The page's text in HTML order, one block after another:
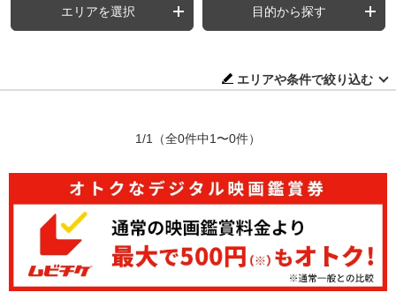
エリアを選択 目的から探す
エリアや条件で絞り込む
1/1 （全0件中1〜0件）